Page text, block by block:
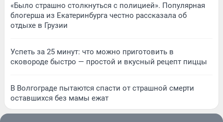
«Было страшно столкнуться с полицией». Популярная
блогерша из Екатеринбурга честно рассказала об
отдыхе в Грузии
Успеть за 25 минут: что можно приготовить в
сковороде быстро — простой и вкусный рецепт пиццы
В Волгограде пытаются спасти от страшной смерти
оставшихся без мамы ежат